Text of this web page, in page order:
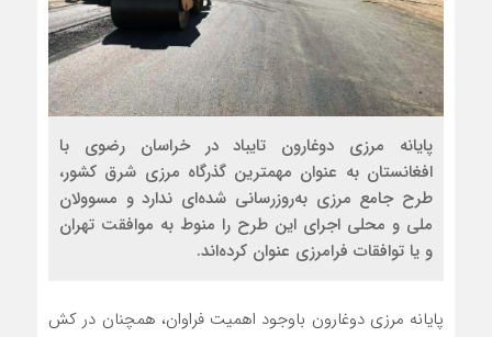
پایانه مرزی دوغارون تایباد در خراسان رضوی با
افغانستان به عنوان مهمترین گذرگاه مرزی شرق کشور،
طرح جامع مرزی به‌روزرسانی‌ شده‌ای ندارد و مسوولان
ملی و محلی اجرای این طرح را منوط به موافقت تهران
و یا توافقات فرامرزی عنوان کرده‌اند.
پایانه مرزی دوغارون باوجود اهمیت فراوان، همچنان در کش